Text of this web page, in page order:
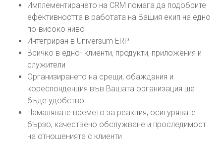
Имплементирането на CRM помага да подобрите
ефективността в работата на Вашия екип на едно
по-високо ниво
Интегриран в Universum ERP
Всичко в едно- клиенти, продукти, приложения и
служители
Организирането на срещи, обаждания и
кореспонденция във Вашата организация ще
бъде удобство
Намалявате времето за реакция, осигурявате
бързо, качествено обслужване и проследимост
на отношенията с клиенти